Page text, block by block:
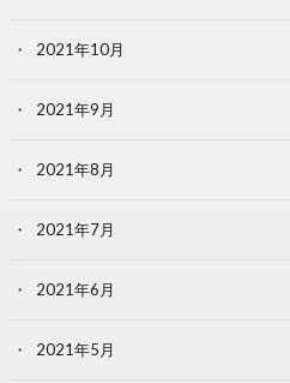
2021年10月
2021年9月
2021年8月
2021年7月
2021年6月
2021年5月